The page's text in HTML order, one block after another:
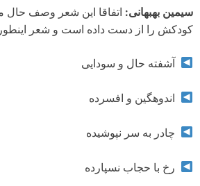
سیمین بهبهانی: اتفاقا این شعر وصف
کودکش را از دست داده است و شعر
آشفته حال و سودایی
اندوهگین و افسرده
چادر به سر نپوشیده
رخ با حجاب نسپارده